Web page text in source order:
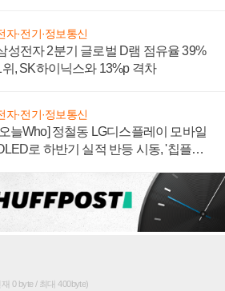
자·전기·정보통신
성전자 2분기 글로벌 D램 점유율 39%
위, SK하이닉스와 13%p 격차
자·전기·정보통신
늘Who] 정철동 LG디스플레이 모바일
로 하반기 실적 반등 시동, '칩플레
0 byte / 최대 400byte)